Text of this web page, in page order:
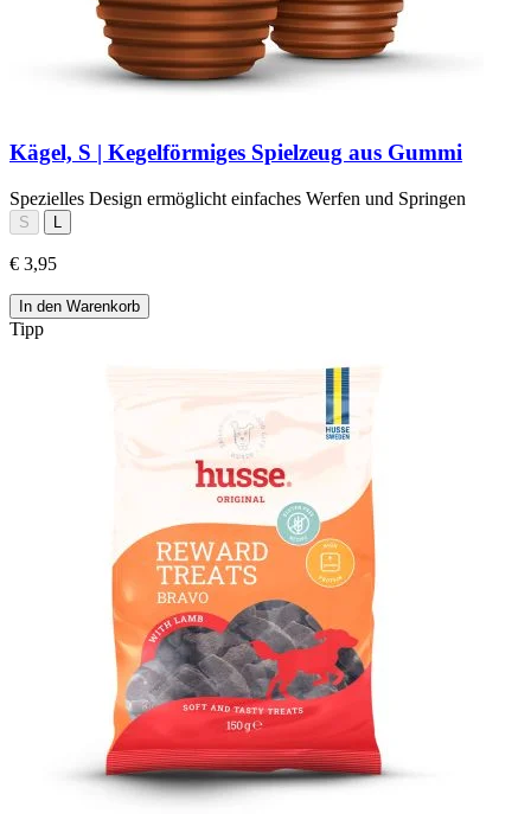
Kägel, S | Kegelförmiges Spielzeug aus Gummi
Spezielles Design ermöglicht einfaches Werfen und Springen
S L
€ 3,95
In den Warenkorb
Tipp